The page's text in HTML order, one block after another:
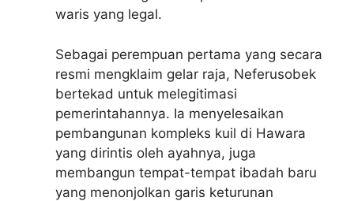
waris yang legal.
Sebagai perempuan pertama yang secara
resmi mengklaim gelar raja, Neferusobek
bertekad untuk melegitimasi
pemerintahannya. Ia menyelesaikan
pembangunan kompleks kuil di Hawara
yang dirintis oleh ayahnya, juga
membangun tempat-tempat ibadah baru
yang menonjolkan garis keturunan